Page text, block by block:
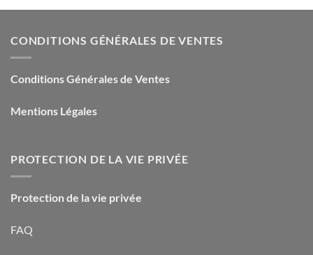
CONDITIONS GÉNÉRALES DE VENTES
Conditions Générales de Ventes
Mentions Légales
PROTECTION DE LA VIE PRIVÉE
Protection de la vie privée
FAQ